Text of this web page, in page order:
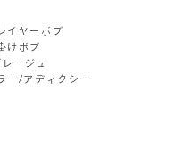
イヤーボブ
けボブ
ージュ
ー/アディクシー